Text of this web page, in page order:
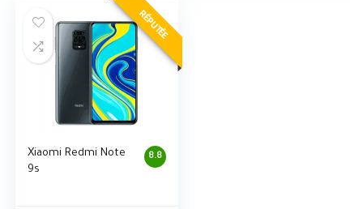
RÉPUTÉE
8.8
Xiaomi Redmi Note
9s